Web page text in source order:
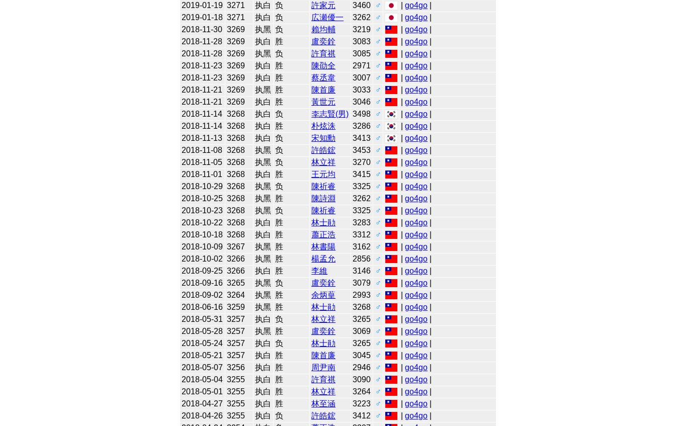
2019-01-19 3271 执白 负 許家元 3460 ♂ |go4go
2019-01-18 3271 执白 负 広瀬優一 3262 ♂ |go4go
2018-11-30 3269 执黑 负 賴均輔 3219 ♂ |go4go
2018-11-28 3269 执白 胜 盧奕銓 3083 ♂ |go4go
2018-11-28 3269 执黑 负 許育祺 3085 ♂ |go4go
2018-11-23 3269 执白 胜 陳劭全 2971 ♂ |go4go
2018-11-23 3269 执白 胜 蔡丞韋 3007 ♂ |go4go
2018-11-21 3269 执黑 胜 陳首廉 3033 ♂ |go4go
2018-11-21 3269 执白 胜 黃世元 3046 ♂ |go4go
2018-11-14 3268 执白 负 李志賢(男) 3498 ♂ |go4go
2018-11-14 3268 执白 胜 朴炫洙 3286 ♂ |go4go
2018-11-13 3268 执白 负 宋知勳 3413 ♂ |go4go
2018-11-08 3268 执黑 负 許皓鋐 3453 ♂ |go4go
2018-11-05 3268 执黑 负 林立祥 3270 ♂ |go4go
2018-11-01 3268 执白 胜 王元均 3415 ♂ |go4go
2018-10-29 3268 执黑 负 陳祈睿 3325 ♂ |go4go
2018-10-25 3268 执黑 胜 陳詩淵 3262 ♂ |go4go
2018-10-23 3268 执黑 负 陳祈睿 3325 ♂ |go4go
2018-10-22 3268 执白 胜 林士勛 3283 ♂ |go4go
2018-10-18 3268 执白 胜 蕭正浩 3312 ♂ |go4go
2018-10-09 3267 执黑 胜 林書陽 3162 ♂ |go4go
2018-10-02 3266 执黑 胜 楊孟允 2856 ♂ |go4go
2018-09-25 3266 执白 胜 李維 3146 ♂ |go4go
2018-09-16 3265 执黑 负 盧奕銓 3079 ♂ |go4go
2018-09-02 3264 执黑 胜 余炳葟 2993 ♂ |go4go
2018-06-16 3259 执黑 胜 林士勛 3268 ♂ |go4go
2018-05-31 3257 执白 负 林立祥 3265 ♂ |go4go
2018-05-28 3257 执黑 胜 盧奕銓 3069 ♂ |go4go
2018-05-24 3257 执白 负 林士勛 3265 ♂ |go4go
2018-05-21 3257 执白 胜 陳首廉 3045 ♂ |go4go
2018-05-07 3256 执白 胜 周尹南 2946 ♂ |go4go
2018-05-04 3255 执白 胜 許育祺 3090 ♂ |go4go
2018-05-01 3255 执白 胜 林立祥 3264 ♂ |go4go
2018-04-27 3255 执白 胜 林至涵 3223 ♂ |go4go
2018-04-26 3255 执白 负 許皓鋐 3412 ♂ |go4go